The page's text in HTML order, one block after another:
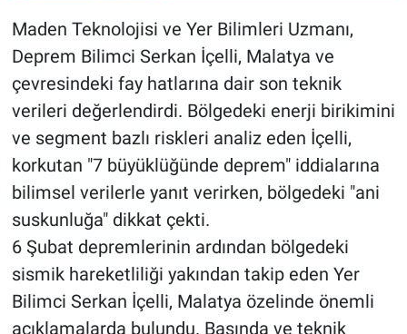
Maden Teknolojisi ve Yer Bilimleri Uzmanı,
Deprem Bilimci Serkan İçelli, Malatya ve
çevresindeki fay hatlarına dair son teknik
verileri değerlendirdi. Bölgedeki enerji birikimini
ve segment bazlı riskleri analiz eden İçelli,
korkutan "7 büyüklüğünde deprem" iddialarına
bilimsel verilerle yanıt verirken, bölgedeki "ani
suskunluğa" dikkat çekti.
6 Şubat depremlerinin ardından bölgedeki
sismik hareketliliği yakından takip eden Yer
Bilimci Serkan İçelli, Malatya özelinde önemli
açıklamalarda bulundu. Basında ve teknik